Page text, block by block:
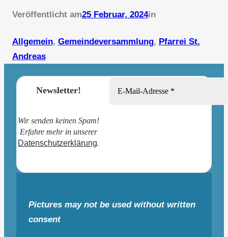
Veröffentlicht am25 Februar, 2024in
Allgemein, Gemeindeversammlung, Pfarrei St.
Andreas
Newsletter!
Wir senden keinen Spam!
Erfahre mehr in unserer
Datenschutzerklärung.
Pictures may not be used without written
consent